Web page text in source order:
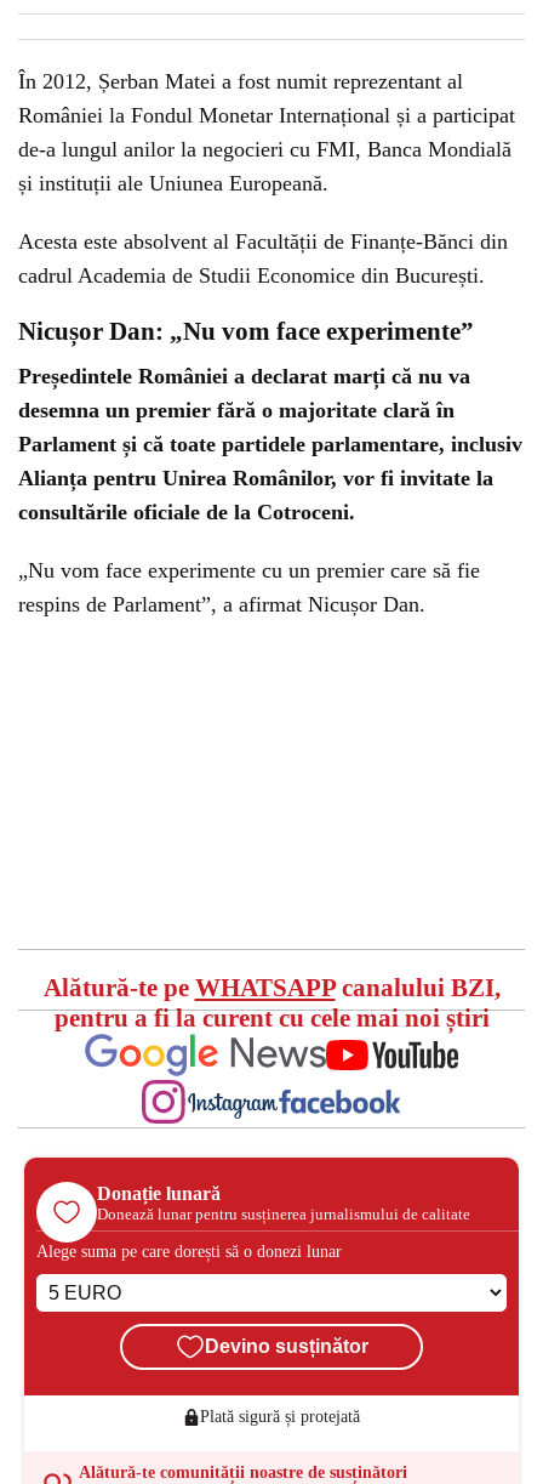
În 2012, Șerban Matei a fost numit reprezentant al
României la Fondul Monetar Internațional și a participat
de-a lungul anilor la negocieri cu FMI, Banca Mondială
și instituții ale Uniunea Europeană.
Acesta este absolvent al Facultății de Finanțe-Bănci din
cadrul Academia de Studii Economice din București.
Nicușor Dan: „Nu vom face experimente”
Președintele României a declarat marți că nu va
desemna un premier fără o majoritate clară în
Parlament și că toate partidele parlamentare, inclusiv
Alianța pentru Unirea Românilor, vor fi invitate la
consultările oficiale de la Cotroceni.
„Nu vom face experimente cu un premier care să fie
respins de Parlament”, a afirmat Nicușor Dan.
Alătură-te pe WHATSAPPcanalului BZI,
pentru a fi la curent cu cele mai noi știri
Donație lunară
Donează lunar pentru susținerea jurnalismului de calitate
Alege suma pe care dorești să o donezi lunar
Devino susținător
Plată sigură și protejată
Alătură-te comunității noastre de susținători